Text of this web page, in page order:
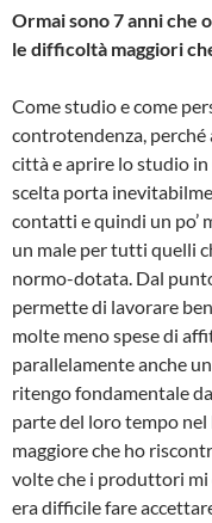
Ormai sono 7 anni che
le difficoltà maggiori
Come studio e come
controtendenza,
città e aprire lo studio
scelta porta
contatti e quindi un po’
un male per tutti quelli
normo-dotata. Dal
permette di lavorare
molte meno spese di
parallelamente anche
ritengo fondamentale
parte del loro tempo
maggiore che ho
volte che i produttori mi
era difficile fare